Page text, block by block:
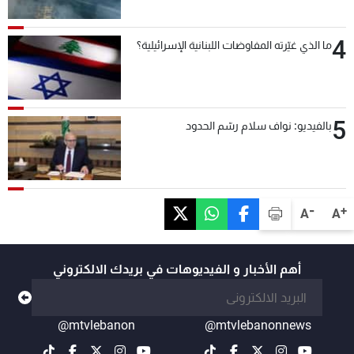
A+
A-
4ما الذي غيّرته المفاوضات اللبنانية الإسرائيلية؟
5بالفيديو: نواف سلام رسّم الحدود
أهم الأخبار و الفيديوهات في بريدك الالكتروني
@mtvlebanonnews
@mtvlebanon